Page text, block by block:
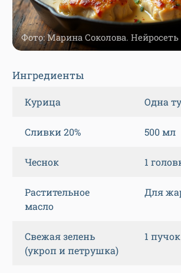
Фото: Марина Соколова. Нейросеть
Ингредиенты
Курица Одна
Сливки 20% 500 мл
Чеснок 1
Растительное
масло
Для
Свежая зелень
(укроп и петрушка)
1 пучок